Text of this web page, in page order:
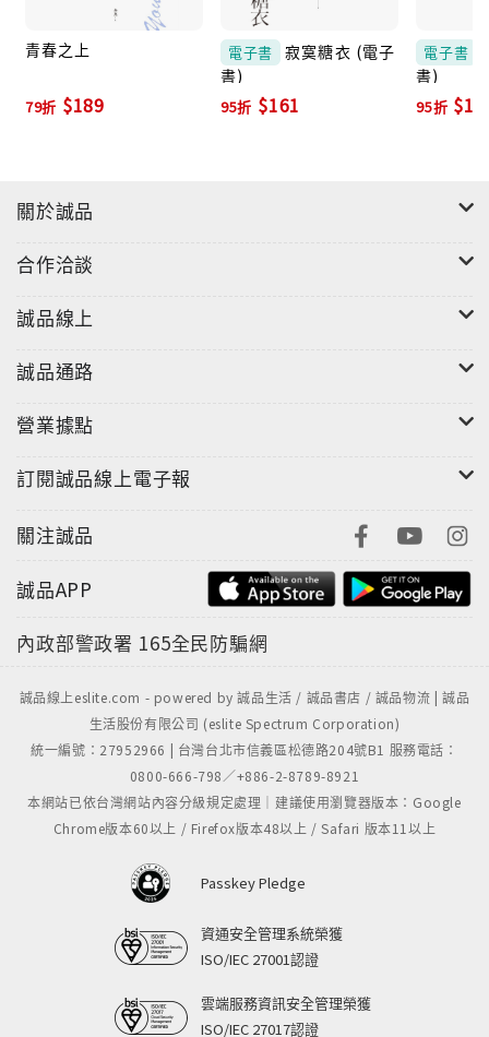
青春之上
79折 $189
電子書
寂寞糖衣 (電子
書)
95折 $161
電子書
書)
95折
關於誠品
合作洽談
誠品線上
誠品通路
營業據點
訂閱誠品線上電子報
關注誠品
誠品APP
內政部警政署 165全民防騙網
誠品線上eslite.com - powered by 誠品生活 / 誠品書店 / 誠品物流 | 誠品
生活股份有限公司 (eslite Spectrum Corporation)
統一編號：27952966 | 台灣台北市信義區松德路204號B1 服務電話：
0800-666-798／+886-2-8789-8921
本網站已依台灣網站內容分級規定處理｜建議使用瀏覽器版本：Google
Chrome版本60以上 / Firefox版本48以上 / Safari 版本11以上
Passkey Pledge
資通安全管理系統榮獲
ISO/IEC 27001認證
雲端服務資訊安全管理榮獲
ISO/IEC 27017認證